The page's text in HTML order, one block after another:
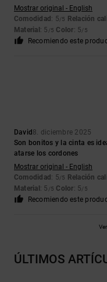
Mostrar original - English
Comodidad : 5/5 Relación
Material : 5 /5 Color: 5/5
Recomiendo este
David 8. diciembre 2025
Son bonitos y la cinta es
atarse los cordones
Mostrar original - English
Comodidad : 5/5 Relación
Material : 5 /5 Color: 5/5
Recomiendo este
ÚLTIMOS